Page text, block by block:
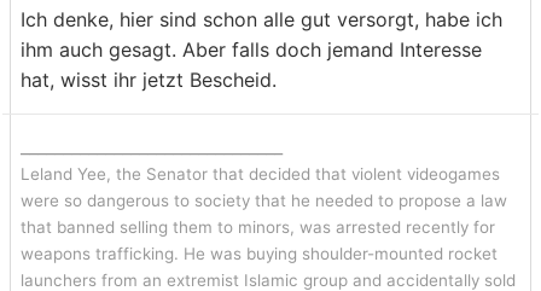
guten Zustand.
Die CDs zu den Heften habe ich auch noch.
Die Hefte liegen seit Jahren im Schrank und ich
mal was nachgeschlagen habe, bin ich auf Eure
Seite gegangen.
Es macht keinen Sinn, die
weiterhin zu lagern. Den Platz kann ich besser
nutzen.
Ich denke, hier sind schon alle gut versorgt, habe ich
ihm auch gesagt. Aber falls doch jemand Interesse
hat, wisst ihr jetzt Bescheid.
Leland Yee, the Senator that decided that violent videogames
were so dangerous to society that he needed to propose a law
that banned selling them to minors, was arrested recently for
weapons trafficking. He was buying shoulder-mounted rocket
launchers from an extremist Islamic group and accidentally sold